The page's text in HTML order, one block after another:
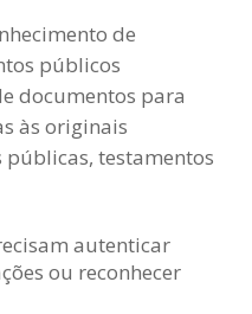
de
públicos
documentos para
às originais
testamentos
autenticar
ou reconhecer